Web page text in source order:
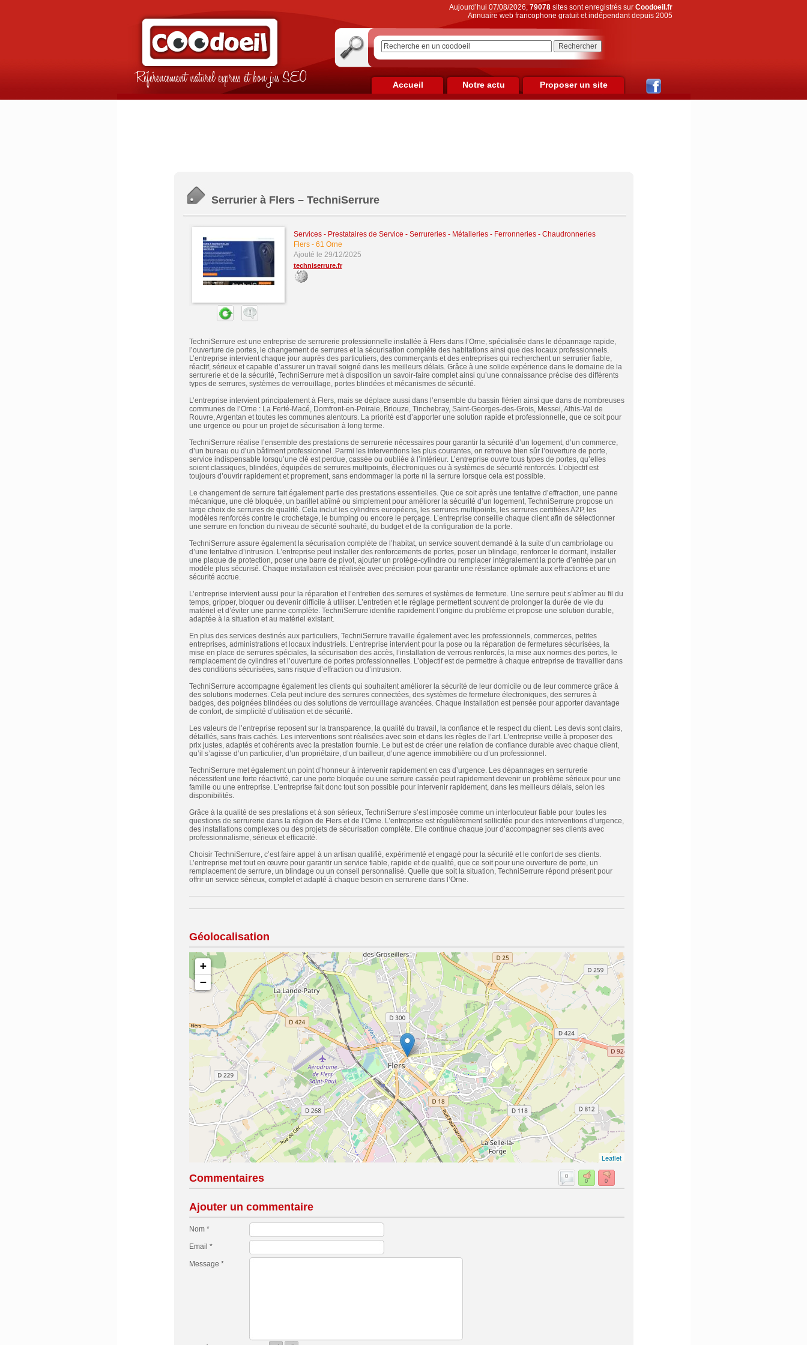
Référencement naturel express et bon jus SEO
Aujourd’hui 07/08/2026,79078sites sont enregistrés sur Coodoeil.fr
Annuaire web francophone gratuit et indépendant depuis 2005
Accueil Notre actu Proposer un site
Serrurier à Flers – TechniSerrure
Services - Prestataires de Service - Serrureries - Métalleries - Ferronneries - Chaudronneries
Flers- 61 Orne
Ajouté le 29/12/2025
techniserrure.fr
TechniSerrure est une entreprise de serrurerie professionnelle installée à Flers dans l’Orne, spécialisée dans le dépannage rapide,
l’ouverture de portes, le changement de serrures et la sécurisation complète des habitations ainsi que des locaux professionnels.
L’entreprise intervient chaque jour auprès des particuliers, des commerçants et des entreprises qui recherchent un serrurier fiable,
réactif, sérieux et capable d’assurer un travail soigné dans les meilleurs délais. Grâce à une solide expérience dans le domaine de la
serrurerie et de la sécurité, TechniSerrure met à disposition un savoir-faire complet ainsi qu’une connaissance précise des différents
types de serrures, systèmes de verrouillage, portes blindées et mécanismes de sécurité.
L’entreprise intervient principalement à Flers, mais se déplace aussi dans l’ensemble du bassin flérien ainsi que dans de nombreuses
communes de l’Orne : La Ferté-Macé, Domfront-en-Poiraie, Briouze, Tinchebray, Saint-Georges-des-Grois, Messei, Athis-Val de
Rouvre, Argentan et toutes les communes alentours. La priorité est d’apporter une solution rapide et professionnelle, que ce soit pour
une urgence ou pour un projet de sécurisation à long terme.
TechniSerrure réalise l’ensemble des prestations de serrurerie nécessaires pour garantir la sécurité d’un logement, d’un commerce,
d’un bureau ou d’un bâtiment professionnel. Parmi les interventions les plus courantes, on retrouve bien sûr l’ouverture de porte,
service indispensable lorsqu’une clé est perdue, cassée ou oubliée à l’intérieur. L’entreprise ouvre tous types de portes, qu’elles
soient classiques, blindées, équipées de serrures multipoints, électroniques ou à systèmes de sécurité renforcés. L’objectif est
toujours d’ouvrir rapidement et proprement, sans endommager la porte ni la serrure lorsque cela est possible.
Le changement de serrure fait également partie des prestations essentielles. Que ce soit après une tentative d’effraction, une panne
mécanique, une clé bloquée, un barillet abîmé ou simplement pour améliorer la sécurité d’un logement, TechniSerrure propose un
large choix de serrures de qualité. Cela inclut les cylindres européens, les serrures multipoints, les serrures certifiées A2P, les
modèles renforcés contre le crochetage, le bumping ou encore le perçage. L’entreprise conseille chaque client afin de sélectionner
une serrure en fonction du niveau de sécurité souhaité, du budget et de la configuration de la porte.
TechniSerrure assure également la sécurisation complète de l’habitat, un service souvent demandé à la suite d’un cambriolage ou
d’une tentative d’intrusion. L’entreprise peut installer des renforcements de portes, poser un blindage, renforcer le dormant, installer
une plaque de protection, poser une barre de pivot, ajouter un protège-cylindre ou remplacer intégralement la porte d’entrée par un
modèle plus sécurisé. Chaque installation est réalisée avec précision pour garantir une résistance optimale aux effractions et une
sécurité accrue.
L’entreprise intervient aussi pour la réparation et l’entretien des serrures et systèmes de fermeture. Une serrure peut s’abîmer au fil du
temps, gripper, bloquer ou devenir difficile à utiliser. L’entretien et le réglage permettent souvent de prolonger la durée de vie du
matériel et d’éviter une panne complète. TechniSerrure identifie rapidement l’origine du problème et propose une solution durable,
adaptée à la situation et au matériel existant.
En plus des services destinés aux particuliers, TechniSerrure travaille également avec les professionnels, commerces, petites
entreprises, administrations et locaux industriels. L’entreprise intervient pour la pose ou la réparation de fermetures sécurisées, la
mise en place de serrures spéciales, la sécurisation des accès, l’installation de verrous renforcés, la mise aux normes des portes, le
remplacement de cylindres et l’ouverture de portes professionnelles. L’objectif est de permettre à chaque entreprise de travailler dans
des conditions sécurisées, sans risque d’effraction ou d’intrusion.
TechniSerrure accompagne également les clients qui souhaitent améliorer la sécurité de leur domicile ou de leur commerce grâce à
des solutions modernes. Cela peut inclure des serrures connectées, des systèmes de fermeture électroniques, des serrures à
badges, des poignées blindées ou des solutions de verrouillage avancées. Chaque installation est pensée pour apporter davantage
de confort, de simplicité d’utilisation et de sécurité.
Les valeurs de l’entreprise reposent sur la transparence, la qualité du travail, la confiance et le respect du client. Les devis sont clairs,
détaillés, sans frais cachés. Les interventions sont réalisées avec soin et dans les règles de l’art. L’entreprise veille à proposer des
prix justes, adaptés et cohérents avec la prestation fournie. Le but est de créer une relation de confiance durable avec chaque client,
qu’il s’agisse d’un particulier, d’un propriétaire, d’un bailleur, d’une agence immobilière ou d’un professionnel.
TechniSerrure met également un point d’honneur à intervenir rapidement en cas d’urgence. Les dépannages en serrurerie
nécessitent une forte réactivité, car une porte bloquée ou une serrure cassée peut rapidement devenir un problème sérieux pour une
famille ou une entreprise. L’entreprise fait donc tout son possible pour intervenir rapidement, dans les meilleurs délais, selon les
disponibilités.
Grâce à la qualité de ses prestations et à son sérieux, TechniSerrure s’est imposée comme un interlocuteur fiable pour toutes les
questions de serrurerie dans la région de Flers et de l’Orne. L’entreprise est régulièrement sollicitée pour des interventions d’urgence,
des installations complexes ou des projets de sécurisation complète. Elle continue chaque jour d’accompagner ses clients avec
professionnalisme, sérieux et efficacité.
Choisir TechniSerrure, c’est faire appel à un artisan qualifié, expérimenté et engagé pour la sécurité et le confort de ses clients.
L’entreprise met tout en œuvre pour garantir un service fiable, rapide et de qualité, que ce soit pour une ouverture de porte, un
remplacement de serrure, un blindage ou un conseil personnalisé. Quelle que soit la situation, TechniSerrure répond présent pour
offrir un service sérieux, complet et adapté à chaque besoin en serrurerie dans l’Orne.
Géolocalisation
+
−
Leaflet
Commentaires
0
0
0
Ajouter un commentaire
Nom *
Email *
Message *